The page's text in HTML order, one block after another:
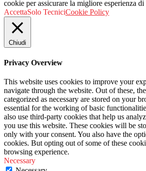
cookie per assicurare la migliore esperienza
AccettaSolo TecniciCookie Policy
Chiudi
Privacy Overview
This website uses cookies to improve your
navigate through the website. Out of these,
categorized as necessary are stored on your
essential for the working of basic
also use third-party cookies that help us
you use this website. These cookies will be
only with your consent. You also have the
cookies. But opting out of some of these
browsing experience.
Necessary